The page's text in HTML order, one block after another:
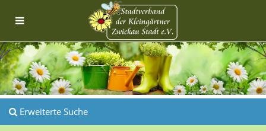
Erweiterte Suche